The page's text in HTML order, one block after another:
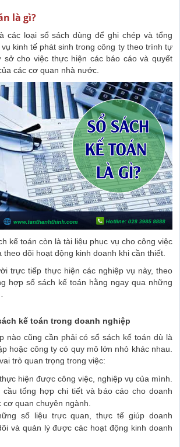
là gì?
các loại sổ sách dùng để ghi chép và tổng
kinh tế phát sinh trong công ty theo trình tự
sở cho việc thực hiện các báo cáo và quyết
các cơ quan nhà nước.
kế toán còn là tài liệu phục vụ cho công việc
dõi hoạt động kinh doanh khi cần thiết.
trực tiếp thực hiện các nghiệp vụ này, theo
hợp sổ sách kế toán hằng ngay qua những
kế toán trong doanh nghiệp
nào cũng cần phải có sổ sách kế toán dù là
hoặc công ty có quy mô lớn nhỏ khác nhau.
trò quan trọng trong việc:
hiện được công việc, nghiệp vụ của mình.
tổng hợp chi tiết và báo cáo cho doanh
cơ quan chuyên ngành.
số liệu trực quan, thực tế giúp doanh
và quản lý được các hoạt động kinh doanh